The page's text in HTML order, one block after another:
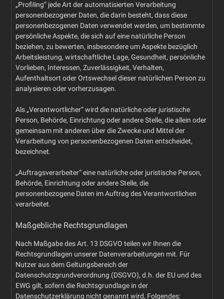
„Profiling“ jede Art der automatisierten Verarbeitung
personenbezogener Daten, die darin besteht, dass diese
personenbezogenen Daten verwendet werden, um bestimmte
persönliche Aspekte, die sich auf eine natürliche Person
beziehen, zu bewerten, insbesondere um Aspekte bezüglich
Arbeitsleistung, wirtschaftliche Lage, Gesundheit, persönliche
Vorlieben, Interessen, Zuverlässigkeit, Verhalten,
Aufenthaltsort oder Ortswechsel dieser natürlichen Person zu
analysieren oder vorherzusagen.
Als „Verantwortlicher“ wird die natürliche oder juristische
Person, Behörde, Einrichtung oder andere Stelle, die allein oder
gemeinsam mit anderen über die Zwecke und Mittel der
Verarbeitung von personenbezogenen Daten entscheidet,
bezeichnet.
„Auftragsverarbeiter“ eine natürliche oder juristische Person,
Behörde, Einrichtung oder andere Stelle, die
personenbezogene Daten im Auftrag des Verantwortlichen
verarbeitet.
Maßgebliche Rechtsgrundlagen
Nach Maßgabe des Art. 13 DSGVO teilen wir Ihnen die
Rechtsgrundlagen unserer Datenverarbeitungen mit. Für
Nutzer aus dem Geltungsbereich der
Datenschutzgrundverordnung (DSGVO), d.h. der EU und des
EWG gilt, sofern die Rechtsgrundlage in der
Datenschutzerklärung nicht genannt wird, Folgendes: